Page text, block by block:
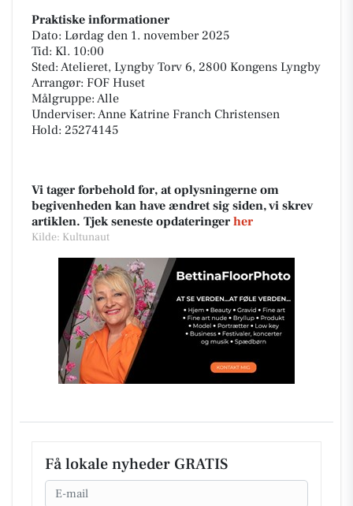
Praktiske informationer
Dato: Lørdag den 1. november 2025
Tid: Kl. 10:00
Sted: Atelieret, Lyngby Torv 6, 2800 Kongens Lyngby
Arrangør: FOF Huset
Målgruppe: Alle
Underviser: Anne Katrine Franch Christensen
Hold: 25274145
Vi tager forbehold for, at oplysningerne om
begivenheden kan have ændret sig siden, vi skrev
artiklen. Tjek seneste opdateringer her
Kilde: Kultunaut
Få lokale nyheder GRATIS
Email